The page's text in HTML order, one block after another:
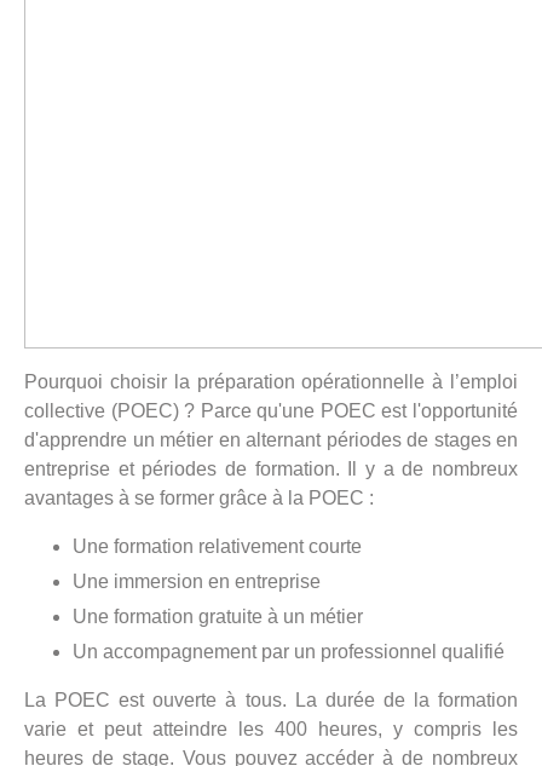
Pourquoi choisir la préparation opérationnelle à l’emploi
collective (POEC) ? Parce qu'une POEC est l'opportunité
d'apprendre un métier en alternant périodes de stages en
entreprise et périodes de formation. Il y a de nombreux
avantages à se former grâce à la POEC :
Une formation relativement courte
Une immersion en entreprise
Une formation gratuite à un métier
Un accompagnement par un professionnel qualifié
La POEC est ouverte à tous. La durée de la formation
varie et peut atteindre les 400 heures, y compris les
heures de stage. Vous pouvez accéder à de nombreux